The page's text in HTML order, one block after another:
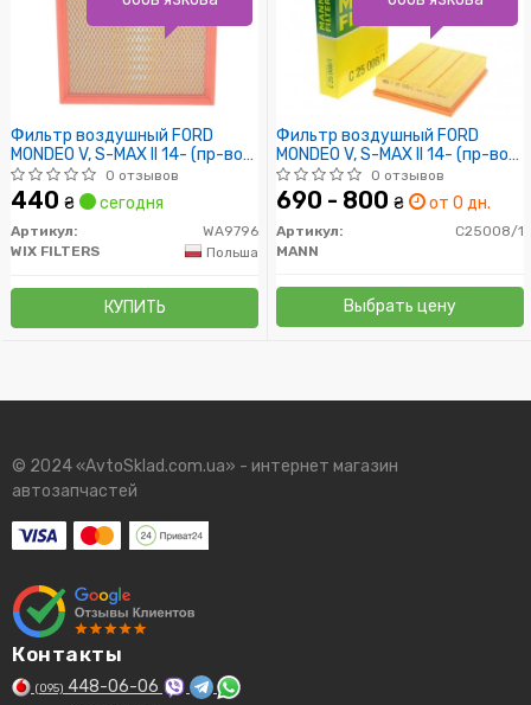
Фильтр воздушный FORD
MONDEO V, S-MAX II 14- (пр-во
WIX-FILTERS)0 отзывов
440 ₴ сегодня
Артикул:
WA9796
WIX FILTERS
Польша
КУПИТЬ
Фильтр воздушный FORD
MONDEO V, S-MAX II 14- (пр-во
MANN)
0 отзывов
690 - 800 ₴ от 0 дн.
Артикул:
C25008/1
MANN
Выбрать цену
© 2024 «AvtoSklad.com.ua» - интернет магазин
автозапчастей
Контакты
(095) 448-06-06